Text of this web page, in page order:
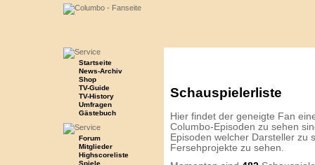
Startseite
News-Archiv
Shop
TV-Guide
TV-History
Umfragen
Gästebuch
Forum
Mitglieder
Highscoreliste
Spiele
Schauspielerliste
Hier findet der geneigte Fan
Columbo-Episoden zu sehen
Episoden welcher Darsteller zu
Fersehprojekte zu sehen.